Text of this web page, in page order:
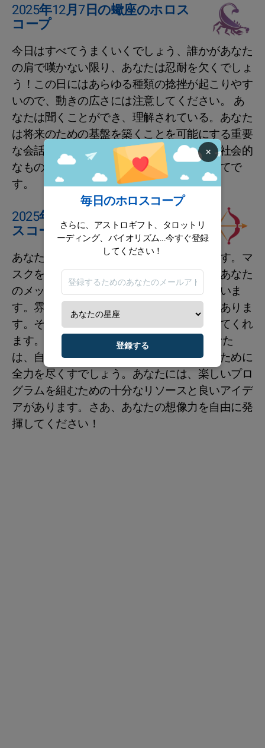
2025年12月7日の蠍座のホロス
コープ
今日はすべてうまくいくでしょう、誰かがあなた
の肩で嘆かない限り、あなたは忍耐を欠くでしょ
う！この日にはあらゆる種類の捻挫が起こりやす
いので、動きの広さには注意してください。 あ
なたは聞くことができ、理解されている。あなた
は将来のための基盤を築くことを可能にする重要
な会話を交わします。それは職業的または社会的
なものであり、特に愛と家族の分野においてで
す。
2025年12月7日の射手座のホロ
スコープ
あなたのアイデアの正確さはポジティブです。マ
スクをかけずに自分を表現してください。あなた
のメッセージは流れ、好意的な反響を得ていま
す。雰囲気は建設的で、個人的に満足感がありま
す。それはあなたの心を温め、自信を高めてくれ
ます。 今日は、笑顔が満ちています。あなた
は、自分の一日と他の人の日を明るくするために
全力を尽くすでしょう。あなたには、楽しいプロ
グラムを組むための十分なリソースと良いアイデ
アがあります。さあ、あなたの想像力を自由に発
揮してください！
×
毎日のホロスコープ
さらに、アストロギフト、タロットリ
ーディング、バイオリズム...今すぐ登録
してください！
登録する